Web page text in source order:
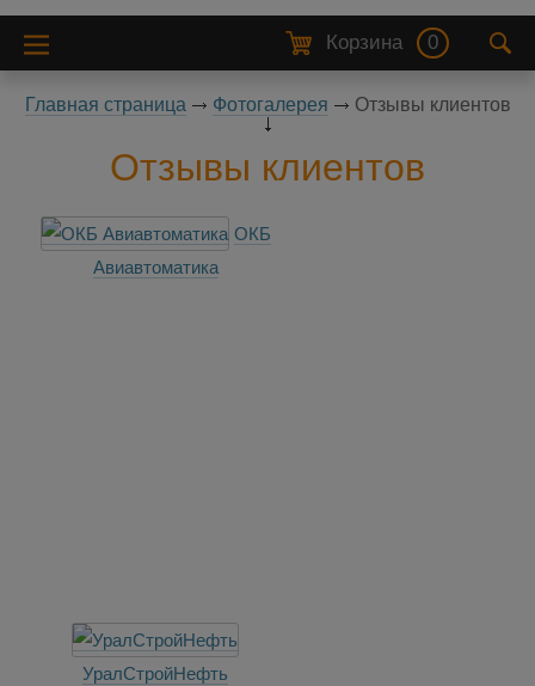
Корзина 0
Главная страница Фотогалерея Отзывы клиентов
Отзывы клиентов
ОКБ
Авиавтоматика
УралСтройНефть